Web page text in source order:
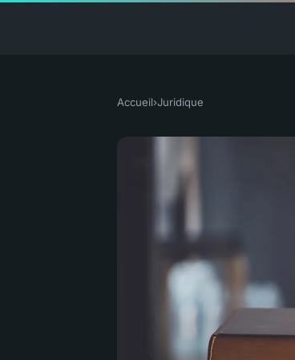
Accueil›Juridique